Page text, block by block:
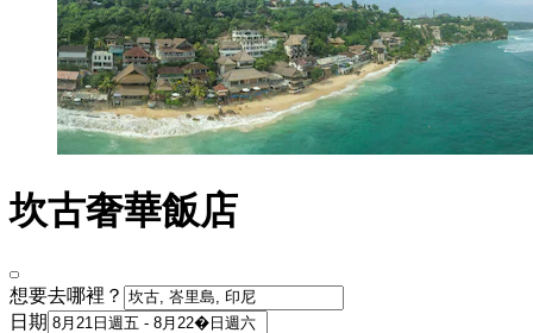
坎古奢華飯店
想要去哪裡？
日期